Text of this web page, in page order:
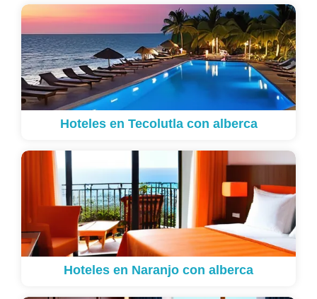
Hoteles en Tecolutla con alberca
Hoteles en Naranjo con alberca